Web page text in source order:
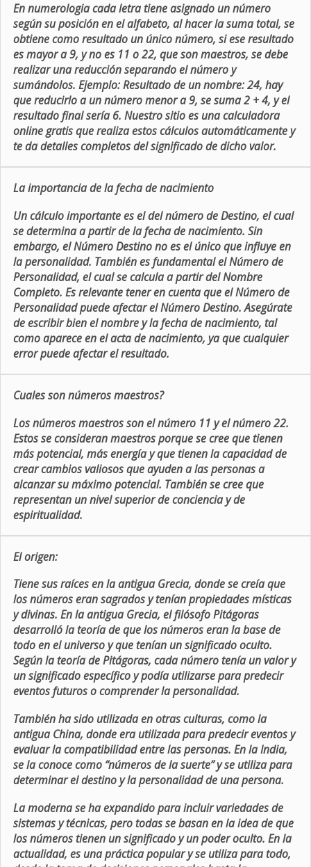
En numerologia cada letra tiene asignado un número
según su posición en el alfabeto, al hacer la suma total, se
obtiene como resultado un único número, si ese resultado
es mayor a 9, y no es 11 o 22, que son maestros, se debe
realizar una reducción separando el número y
sumándolos. Ejemplo: Resultado de un nombre: 24, hay
que reducirlo a un número menor a 9, se suma 2 + 4, y el
resultado final sería 6. Nuestro sitio es una calculadora
online gratis que realiza estos cálculos automáticamente y
te da detalles completos del significado de dicho valor.
La importancia de la fecha de nacimiento
Un cálculo importante es el del número de Destino, el cual
se determina a partir de la fecha de nacimiento. Sin
embargo, el Número Destino no es el único que influye en
la personalidad. También es fundamental el Número de
Personalidad, el cual se calcula a partir del Nombre
Completo. Es relevante tener en cuenta que el Número de
Personalidad puede afectar el Número Destino. Asegúrate
de escribir bien el nombre y la fecha de nacimiento, tal
como aparece en el acta de nacimiento, ya que cualquier
error puede afectar el resultado.
Cuales son números maestros?
Los números maestros son el número 11 y el número 22.
Estos se consideran maestros porque se cree que tienen
más potencial, más energía y que tienen la capacidad de
crear cambios valiosos que ayuden a las personas a
alcanzar su máximo potencial. También se cree que
representan un nivel superior de conciencia y de
espiritualidad.
El origen:
Tiene sus raíces en la antigua Grecia, donde se creía que
los números eran sagrados y tenían propiedades místicas
y divinas. En la antigua Grecia, el filósofo Pitágoras
desarrolló la teoría de que los números eran la base de
todo en el universo y que tenían un significado oculto.
Según la teoría de Pitágoras, cada número tenía un valor y
un significado específico y podía utilizarse para predecir
eventos futuros o comprender la personalidad.
También ha sido utilizada en otras culturas, como la
antigua China, donde era utilizada para predecir eventos y
evaluar la compatibilidad entre las personas. En la India,
se la conoce como “números de la suerte” y se utiliza para
determinar el destino y la personalidad de una persona.
La moderna se ha expandido para incluir variedades de
sistemas y técnicas, pero todas se basan en la idea de que
los números tienen un significado y un poder oculto. En la
actualidad, es una práctica popular y se utiliza para todo,